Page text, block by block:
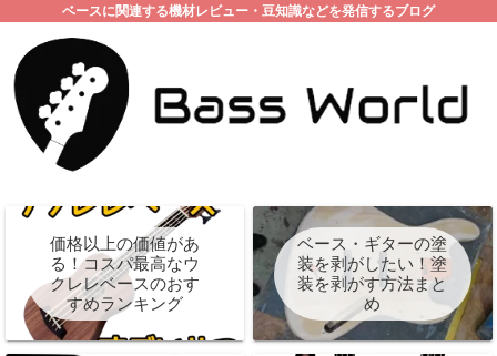
ベースに関連する機材レビュー・豆知識などを発信するブログ
価格以上の価値があ
る！コスパ最高なウ
クレレベースのおす
すめランキング
ベース・ギターの塗
装を剥がしたい！塗
装を剥がす方法まと
め